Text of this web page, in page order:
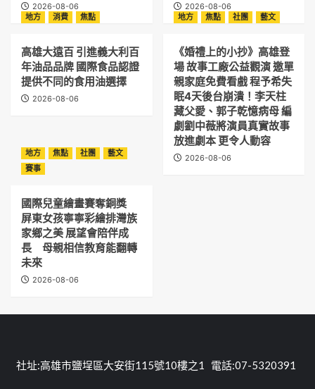
2026-08-06
2026-08-06
地方
消費 焦點
高雄大遠百 引進義大利百
年油品品牌 國際食品認證
提供不同的食用油選擇
2026-08-06
地方 焦點 社團 藝文
《婚禮上的小抄》高雄登
場 故事工廠公益觀演 邀單
親家庭免費看戲 程予希失
眠4天後台崩潰！李天柱
藏父愛、郭子乾憶病母 編
劇劉中薇將演員真實故事
放進劇本 更令人動容
2026-08-06
地方 焦點 社團
藝文
賽事
國際兒童繪畫賽奪銅獎
屏東女孩寧寧彩繪排灣族
家鄉之美 展望會陪伴成
長 母親相信教育能翻轉
未來
2026-08-06
社址:高雄市鹽埕區大安街115號10樓之1 電話:07-5320391